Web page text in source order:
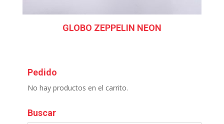
GLOBO ZEPPELIN NEON
Pedido
No hay productos en el carrito.
Buscar